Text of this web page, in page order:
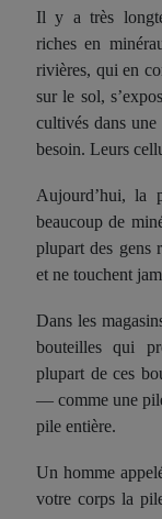
Il y a très
riches en
rivières, qui en
sur le sol,
cultivés dans
besoin. Leurs
Aujourd’hui, la
beaucoup de
plupart des gens
et ne touchent
Dans les
bouteilles qui
plupart de ces
— comme une
pile entière.
Un homme
votre corps la